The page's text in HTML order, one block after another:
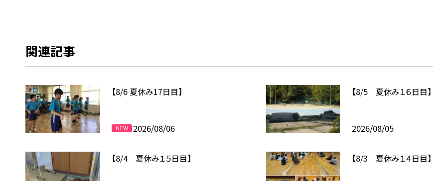
関連記事
【8/6 夏休み17日目】
2026/08/06
【8/5 夏休み１６日目】
2026/08/05
【8/4 夏休み１５日目】 【8/3 夏休み１４日目】